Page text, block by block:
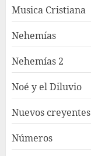
Musica Cristiana
Nehemías
Nehemías 2
Noé y el Diluvio
Nuevos creyentes
Números